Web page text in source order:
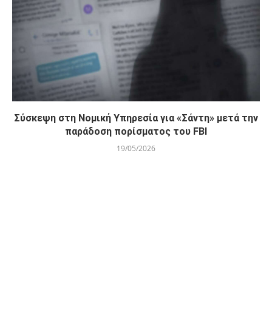
Σύσκεψη στη Νομική Υπηρεσία για «Σάντη» μετά την
παράδοση πορίσματος του FBI
19/05/2026